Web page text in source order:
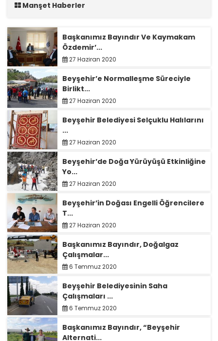
Manşet Haberler
Başkanımız Bayındır Ve Kaymakam
Özdemir’...
27 Haziran 2020
Beyşehir’e Normalleşme Süreciyle
Birlikt...
27 Haziran 2020
Beyşehir Belediyesi Selçuklu Halılarını
...
27 Haziran 2020
Beyşehir’de Doğa Yürüyüşü Etkinliğine
Yo...
27 Haziran 2020
Beyşehir’in Doğası Engelli Öğrencilere
T...
27 Haziran 2020
Başkanımız Bayındır, Doğalgaz
Çalışmalar...
6 Temmuz 2020
Beyşehir Belediyesinin Saha
Çalışmaları ...
6 Temmuz 2020
Başkanımız Bayındır, “Beyşehir
Alternati...